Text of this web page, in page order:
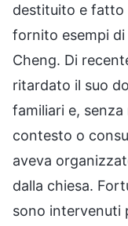
destituito e fatto
fornito esempi
Cheng. Di
ritardato il suo
familiari e,
contesto o
aveva
dalla chiesa.
sono intervenuti